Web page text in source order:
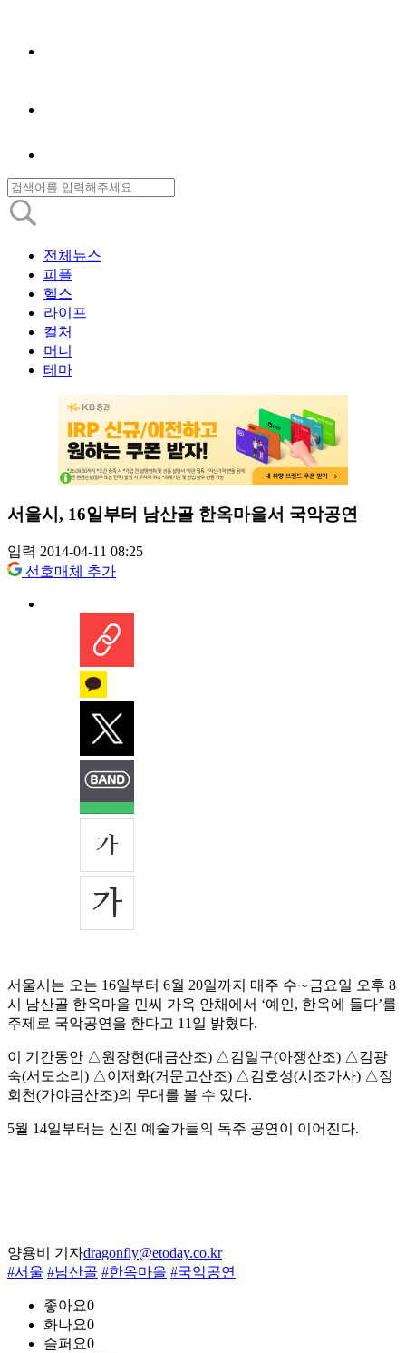
전체뉴스
피플
헬스
라이프
컬처
머니
테마
서울시, 16일부터 남산골 한옥마을서 국악공연
입력 2014-04-11 08:25
선호매체 추가
서울시는 오는 16일부터 6월 20일까지 매주 수∼금요일 오후 8
시 남산골 한옥마을 민씨 가옥 안채에서 ‘예인, 한옥에 들다’를
주제로 국악공연을 한다고 11일 밝혔다.
이 기간동안 △원장현(대금산조) △김일구(아쟁산조) △김광
숙(서도소리) △이재화(거문고산조) △김호성(시조가사) △정
회천(가야금산조)의 무대를 볼 수 있다.
5월 14일부터는 신진 예술가들의 독주 공연이 이어진다.
양용비 기자dragonfly@etoday.co.kr
#서울 #남산골 #한옥마을 #국악공연
좋아요0
화나요0
슬퍼요0